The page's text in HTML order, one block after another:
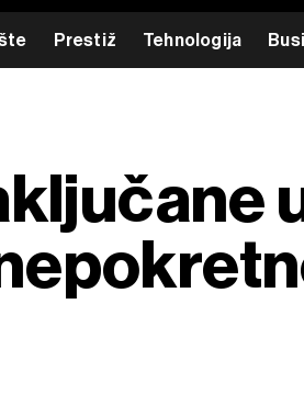
Prestiž Tehnologija